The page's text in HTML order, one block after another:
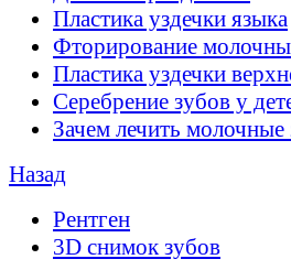
Пластика уздечки языка
Фторирование
Пластика уздечки
Серебрение зубов у
Зачем лечить
Назад
Рентген
3D снимок зубов